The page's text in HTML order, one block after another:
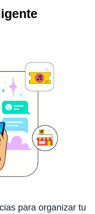
para organizar tu